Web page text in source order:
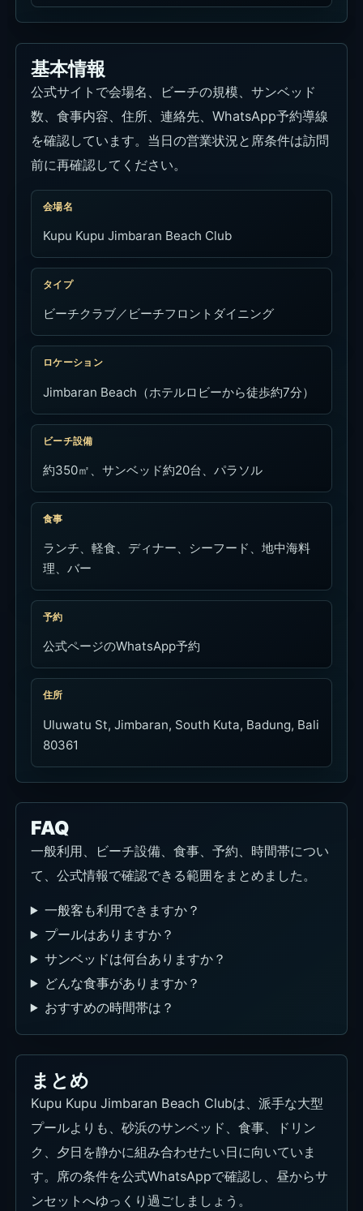
基本情報
公式サイトで会場名、ビーチの規模、サンベッド
数、食事内容、住所、連絡先、WhatsApp予約導線
を確認しています。当日の営業状況と席条件は訪問
前に再確認してください。
会場名
Kupu Kupu Jimbaran Beach Club
タイプ
ビーチクラブ／ビーチフロントダイニング
ロケーション
Jimbaran Beach（ホテルロビーから徒歩約7分）
ビーチ設備
約350㎡、サンベッド約20台、パラソル
食事
ランチ、軽食、ディナー、シーフード、地中海料
理、バー
予約
公式ページのWhatsApp予約
住所
Uluwatu St, Jimbaran, South Kuta, Badung, Bali
80361
FAQ
一般利用、ビーチ設備、食事、予約、時間帯につい
て、公式情報で確認できる範囲をまとめました。
一般客も利用できますか？
プールはありますか？
サンベッドは何台ありますか？
どんな食事がありますか？
おすすめの時間帯は？
まとめ
Kupu Kupu Jimbaran Beach Clubは、派手な大型
プールよりも、砂浜のサンベッド、食事、ドリン
ク、夕日を静かに組み合わせたい日に向いていま
す。席の条件を公式WhatsAppで確認し、昼からサ
ンセットへゆっくり過ごしましょう。